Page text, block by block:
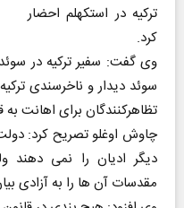
ترکیه در استکهلم احضار
کرد.
وی گفت: سفیر ترکیه در سوئد
سوئد دیدار و ناخرسندی
تظاهرکنندگان برای اهانت به
چاوش اوغلو تصریح کرد:
دیگر ادیان را نمی دهند
مقدسات آن ها را به آزادی